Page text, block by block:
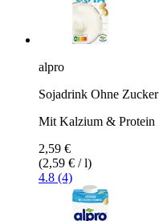
alpro
Sojadrink Ohne Zucker
Mit Kalzium & Protein
2,59 €
(2,59 € / l)
4.8 (4)